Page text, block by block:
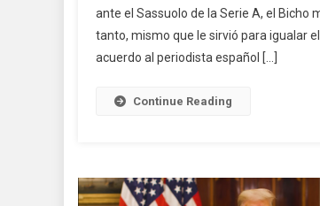
ante el Sassuolo de la Serie A, el Bicho
tanto, mismo que le sirvió para igualar
acuerdo al periodista español […]
Continue Reading